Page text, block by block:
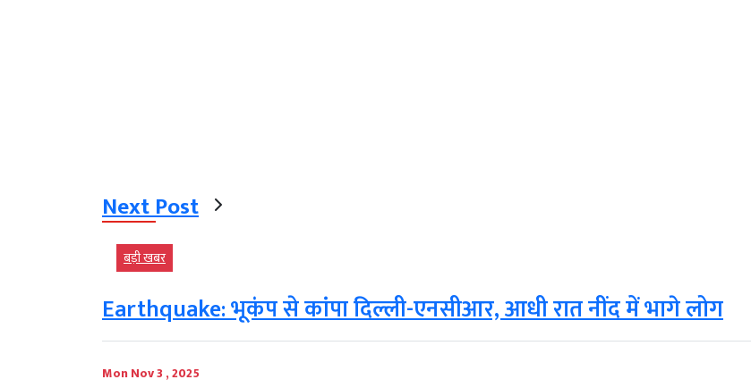
Next Post
बड़ी खबर
Earthquake: भूकंप से कांपा दिल्ली-एनसीआर, आधी रात नींद में भागे लोग
Mon Nov 3 , 2025